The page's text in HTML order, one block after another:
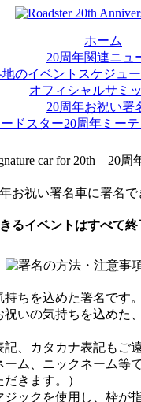
ホーム
20周年関連ニュ
のイベントスケジュ
オフィシャルサミ
20周年お祝い署
ードスター20周年ミー
るイベントはすべて終
持ちを込めた署名です
祝いの気持ちを込めた
記、カタカナ表記もご
ーム、ニックネーム等
きます。）
ジックを使用し、枠が